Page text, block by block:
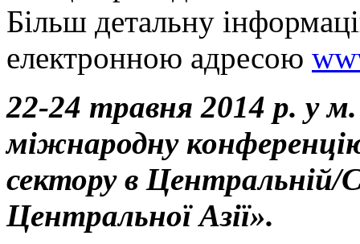
Більш детальну
електронною адресою
22-24 травня 2014 р. у м.
міжнародну
сектору в Центральній/
Центральної Азії».